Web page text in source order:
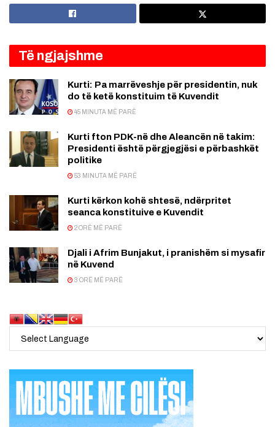
Të ngjajshme
Kurti: Pa marrëveshje për presidentin, nuk
do të ketë konstituim të Kuvendit
45 MINUTA MË PARË
Kurti fton PDK-në dhe Aleancën në takim:
Presidenti është përgjegjësi e përbashkët
politike
53 MINUTA MË PARË
Kurti kërkon kohë shtesë, ndërpritet
seanca konstituive e Kuvendit
2 ORË MË PARË
Djali i Afrim Bunjakut, i pranishëm si mysafir
në Kuvend
3 ORË MË PARË